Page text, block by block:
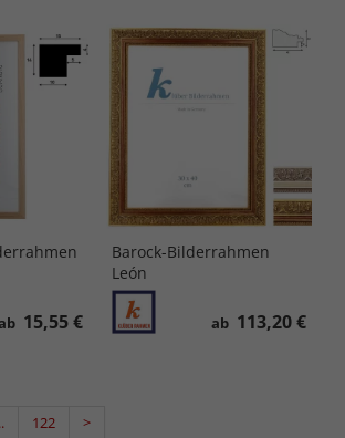
15,55 €
Barock-Bilderrahmen
León
ab 113,20 €
122 >